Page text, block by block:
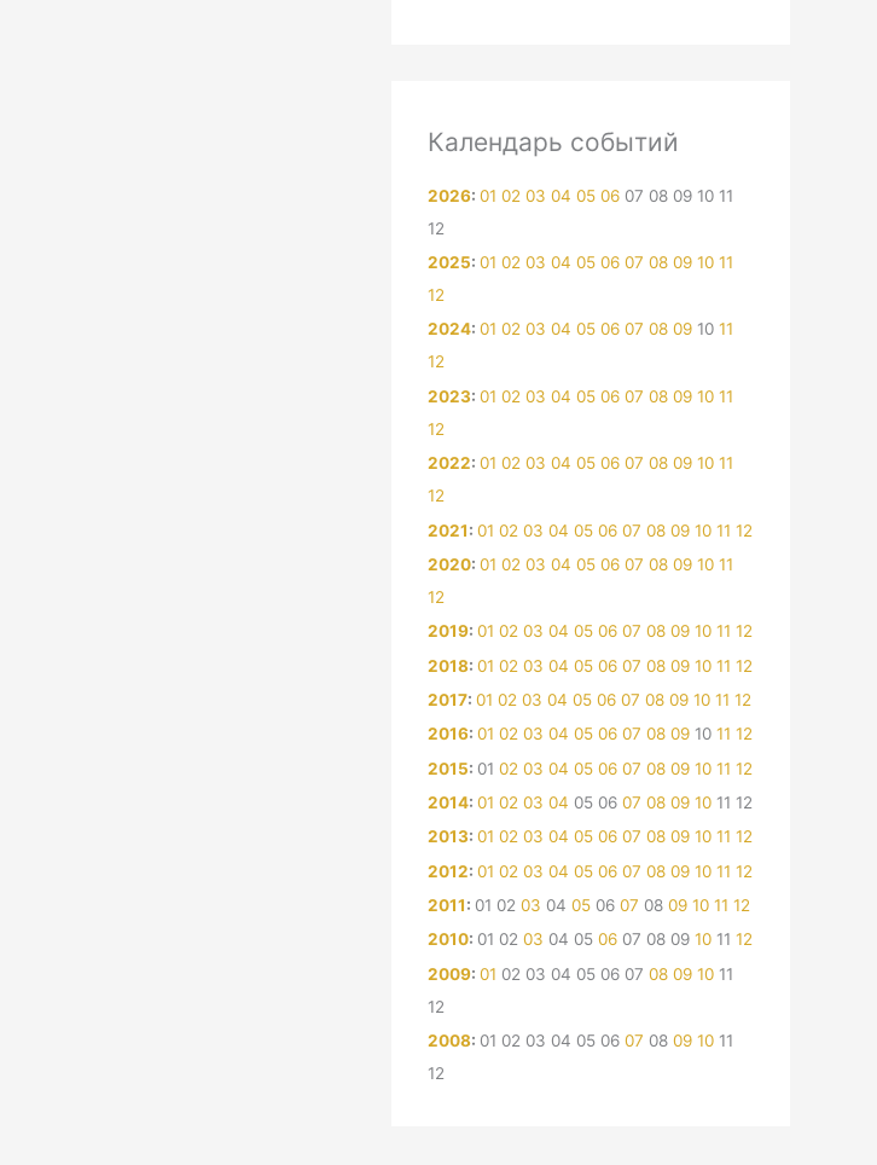
Календарь событий
2026: 01 02 03 04 05 06 07 08 09 10 11
12
2025: 01 02 03 04 05 06 07 08 09 10 11
12
2024: 01 02 03 04 05 06 07 08 09 10 11
12
2023: 01 02 03 04 05 06 07 08 09 10 11
12
2022: 01 02 03 04 05 06 07 08 09 10 11
12
2021: 01 02 03 04 05 06 07 08 09 10 11 12
2020: 01 02 03 04 05 06 07 08 09 10 11
12
2019: 01 02 03 04 05 06 07 08 09 10 11 12
2018: 01 02 03 04 05 06 07 08 09 10 11 12
2017: 01 02 03 04 05 06 07 08 09 10 11 12
2016: 01 02 03 04 05 06 07 08 09 10 11 12
2015: 01 02 03 04 05 06 07 08 09 10 11 12
2014: 01 02 03 04 05 06 07 08 09 10 11 12
2013: 01 02 03 04 05 06 07 08 09 10 11 12
2012: 01 02 03 04 05 06 07 08 09 10 11 12
2011: 01 02 03 04 05 06 07 08 09 10 11 12
2010: 01 02 03 04 05 06 07 08 09 10 11 12
2009: 01 02 03 04 05 06 07 08 09 10 11
12
2008: 01 02 03 04 05 06 07 08 09 10 11
12